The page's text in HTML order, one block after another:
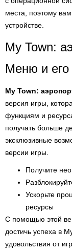
места, поэтому
устройстве.
My Town:
Меню и
My Town:
версия игры,
функциям и
получать больше
эксклюзивные
версии игры.
Получите
Ускорьте
ресурсы
С помощью этой
достичь успеха в
удовольствия от